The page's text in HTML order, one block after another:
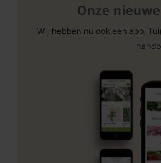
Onze
Wij hebben nu ook een app,